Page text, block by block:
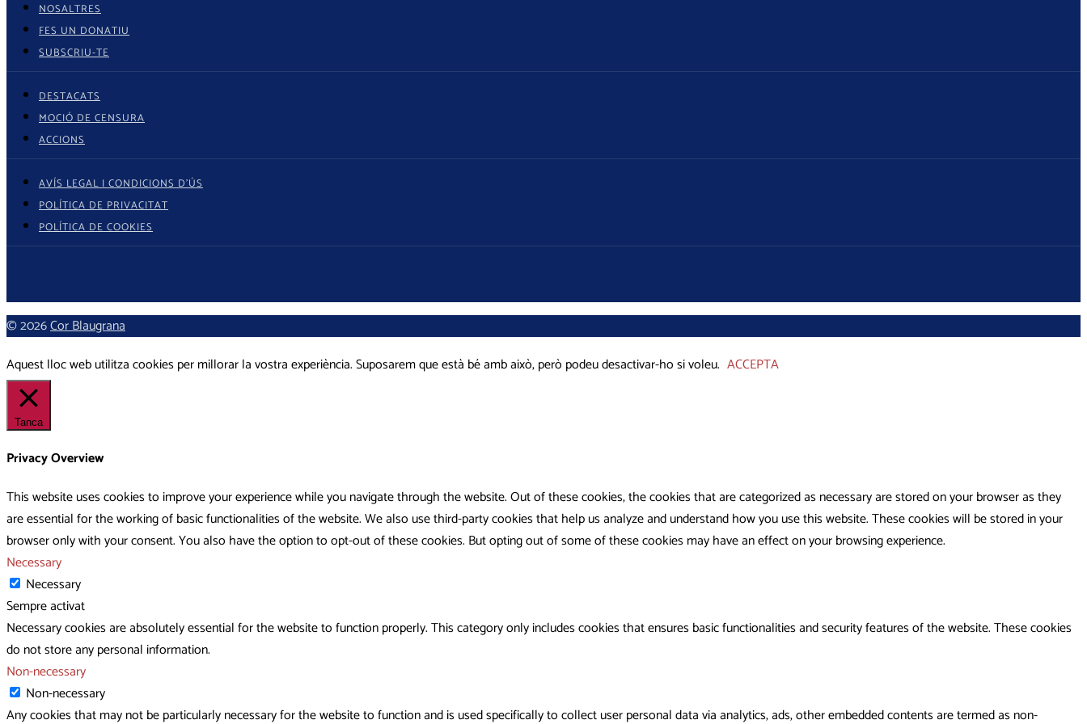
NOSALTRES
FES UN DONATIU
SUBSCRIU-TE
DESTACATS
MOCIÓ DE CENSURA
ACCIONS
AVÍS LEGAL I CONDICIONS D’ÚS
POLÍTICA DE PRIVACITAT
POLÍTICA DE COOKIES
© 2026Cor Blaugrana
Aquest lloc web utilitza cookies per millorar la vostra experiència. Suposarem que està bé amb això, però podeu desactivar-ho si voleu. ACCEPTA
Tanca
Privacy Overview
This website uses cookies to improve your experience while you navigate through the website. Out of these cookies, the cookies that are categorized as necessary are stored on your browser as they
are essential for the working of basic functionalities of the website. We also use third-party cookies that help us analyze and understand how you use this website. These cookies will be stored in your
browser only with your consent. You also have the option to opt-out of these cookies. But opting out of some of these cookies may have an effect on your browsing experience.
Necessary
Necessary
Sempre activat
Necessary cookies are absolutely essential for the website to function properly. This category only includes cookies that ensures basic functionalities and security features of the website. These cookies
do not store any personal information.
Non-necessary
Non-necessary
Any cookies that may not be particularly necessary for the website to function and is used specifically to collect user personal data via analytics, ads, other embedded contents are termed as non-